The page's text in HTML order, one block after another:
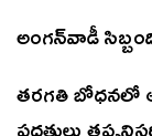
అంగన్‌వాడీ
తరగతి బోధనలో